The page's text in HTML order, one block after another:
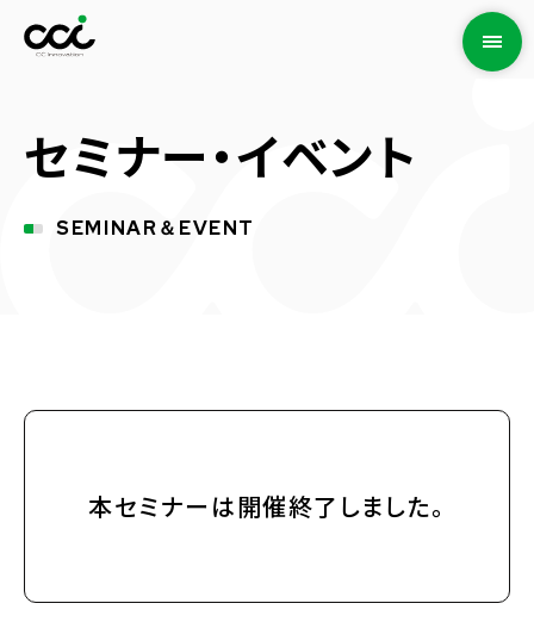
セミナー・イベント
SEMINAR＆EVENT
本セミナーは開催終了しました。